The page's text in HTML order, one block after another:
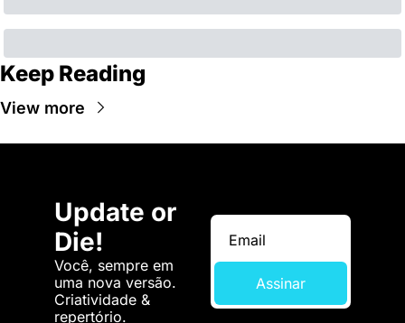
Keep Reading
View more
Update or
Die!
Você, sempre em
uma nova versão.
Criatividade &
repertório.
Assinar